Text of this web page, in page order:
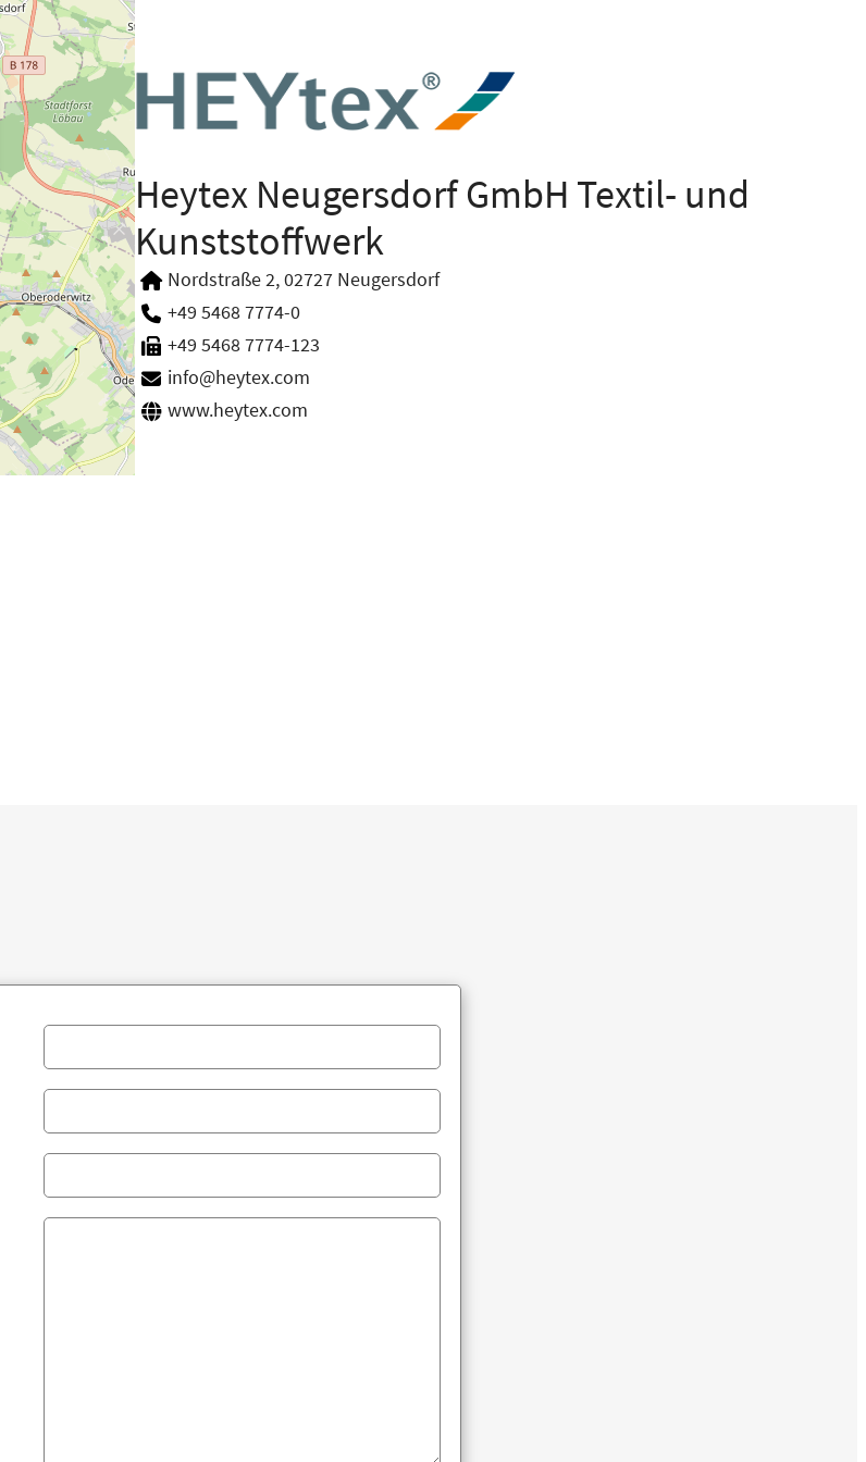
Heytex Neugersdorf GmbH Textil- und
Kunststoffwerk
Nordstraße 2, 02727 Neugersdorf
+49 5468 7774-0
+49 5468 7774-123
info@heytex.com
www.heytex.com